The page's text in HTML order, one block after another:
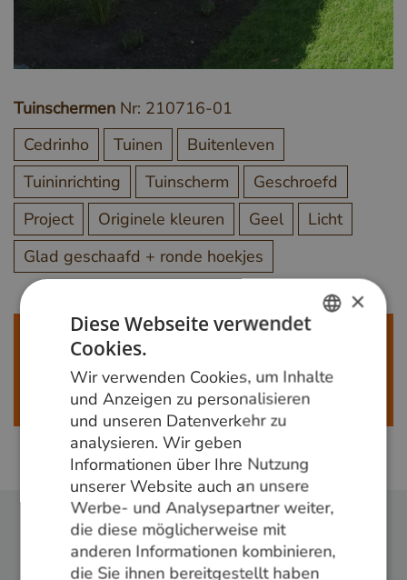
Tuinschermen Nr: 210716-01
Cedrinho
Tuinen
Buitenleven
Tuininrichting
Tuinscherm
Geschroefd
Project
Originele kleuren Geel
Licht
Glad geschaafd + ronde hoekjes
Meer weten?
info@vandenberghardhout.nl. Let op, wij leveren
alleen aan bedrijven.
GERMAN
ENGLISH
×
Diese Webseite verwendet
Cookies.
Wir verwenden Cookies, um Inhalte
und Anzeigen zu personalisieren
und unseren Datenverkehr zu
analysieren. Wir geben
Informationen über Ihre Nutzung
unserer Website auch an unsere
Werbe- und Analysepartner weiter,
die diese möglicherweise mit
anderen Informationen kombinieren,
die Sie ihnen bereitgestellt haben